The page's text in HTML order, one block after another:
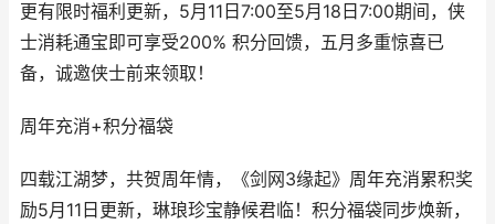
更有限时福利更新，5月11日7:00至5月18日7:00期间，侠
士消耗通宝即可享受200% 积分回馈，五月多重惊喜已
备，诚邀侠士前来领取！
周年充消+积分福袋
四载江湖梦，共贺周年情，《剑网3缘起》周年充消累积奖
励5月11日更新，琳琅珍宝静候君临！积分福袋同步焕新，